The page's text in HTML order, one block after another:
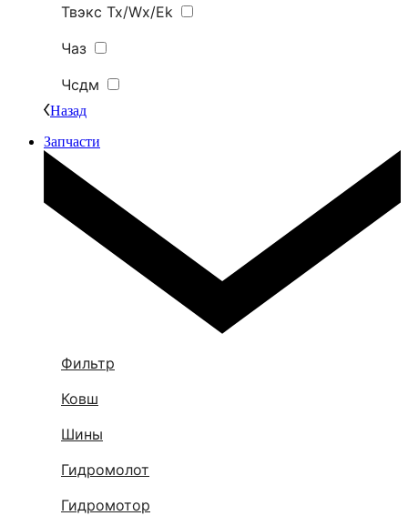
Твэкс Tx/Wx/Ek
Чаз
Чсдм
Назад
Запчасти
Фильтр
Ковш
Шины
Гидромолот
Гидромотор